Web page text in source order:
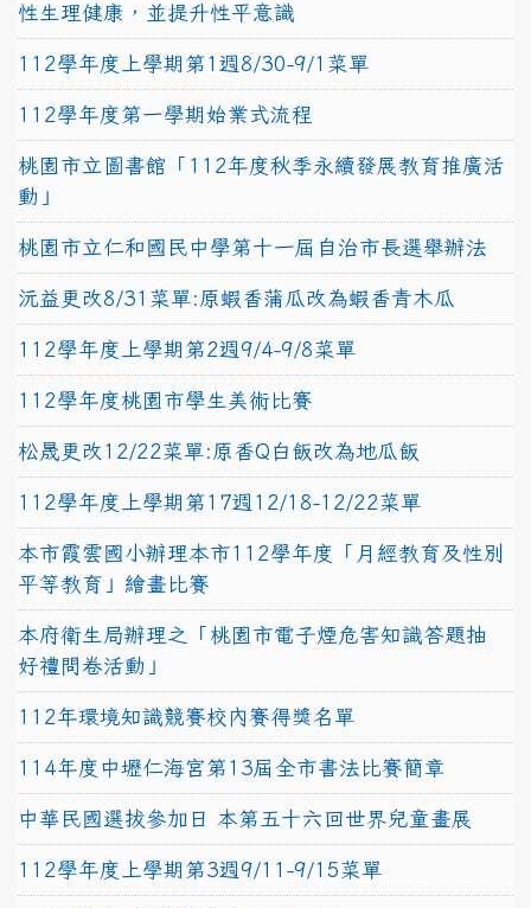
性生理健康，並提升性平意識
112學年度上學期第1週8/30-9/1菜單
112學年度第一學期始業式流程
桃園市立圖書館「112年度秋季永續發展教育推廣活
動」
桃園市立仁和國民中學第十一屆自治市長選舉辦法
沅益更改8/31菜單:原蝦香蒲瓜改為蝦香青木瓜
112學年度上學期第2週9/4-9/8菜單
112學年度桃園市學生美術比賽
松晟更改12/22菜單:原香Q白飯改為地瓜飯
112學年度上學期第17週12/18-12/22菜單
本市霞雲國小辦理本市112學年度「月經教育及性別
平等教育」繪畫比賽
本府衛生局辦理之「桃園市電子煙危害知識答題抽
好禮問卷活動」
112年環境知識競賽校內賽得獎名單
114年度中壢仁海宮第13屆全市書法比賽簡章
中華民國選拔參加日 本第五十六回世界兒童畫展
112學年度上學期第3週9/11-9/15菜單